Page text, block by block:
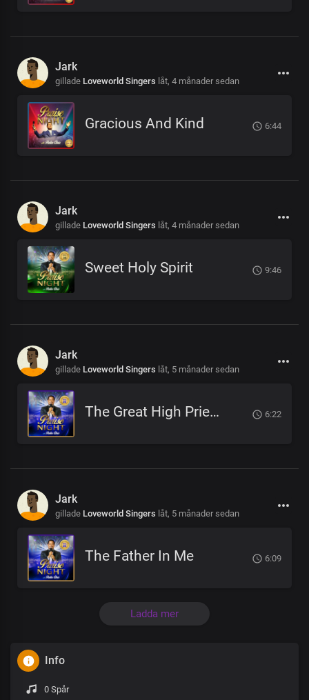
Jark
gillade Loveworld Singers låt, 4 månader sedan
Gracious And Kind 6:44
Jark
gillade Loveworld Singers låt, 4 månader sedan
Sweet Holy Spirit 9:46
Jark
gillade Loveworld Singers låt, 5 månader sedan
The Great High Priest 6:22
Jark
gillade Loveworld Singers låt, 5 månader sedan
The Father In Me 6:09
Ladda mer
Info
0 Spår